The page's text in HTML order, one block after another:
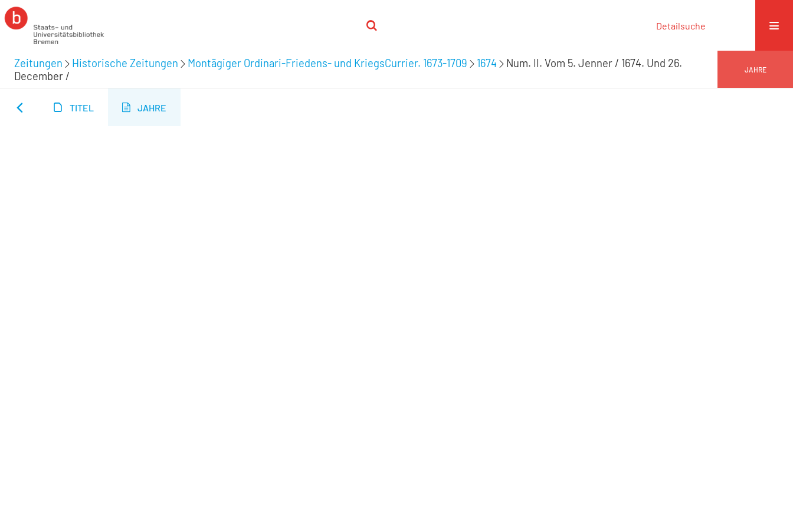
Detailsuche
Zeitungen Historische Zeitungen Montägiger Ordinari-Friedens- und KriegsCurrier. 1673-1709 1674
Num. II. Vom 5. Jenner / 1674. Und 26.
December /
JAHRE
TITEL JAHRE